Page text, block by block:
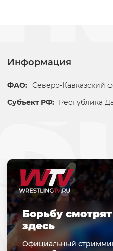
Информация
ФАО: Северо-Кавказский
Субъект РФ:
Республика
Борьбу смотрят
здесь
Официальный